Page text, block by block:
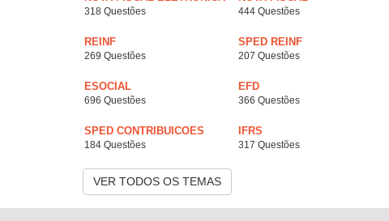
318 Questões 444 Questões
REINF
269 Questões
SPED REINF
207 Questões
ESOCIAL
696 Questões
EFD
366 Questões
SPED CONTRIBUICOES
184 Questões
IFRS
317 Questões
VER TODOS OS TEMAS